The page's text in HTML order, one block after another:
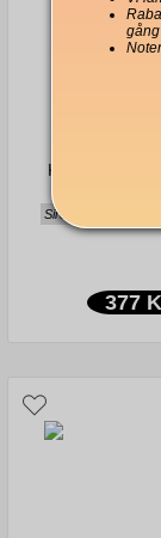
Kahls Caffè
Sirap, citrustoner,
377